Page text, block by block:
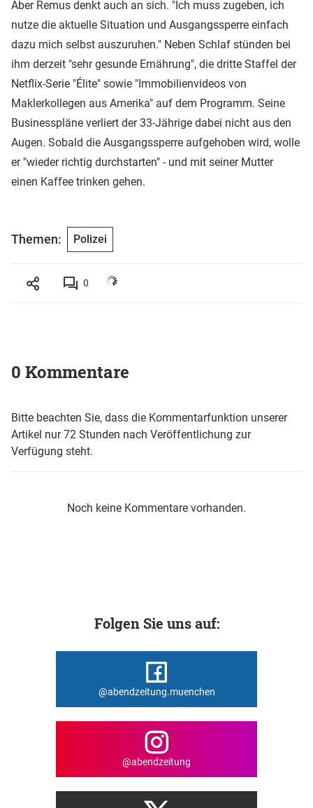
Aber Remus denkt auch an sich. "Ich muss zugeben, ich
nutze die aktuelle Situation und Ausgangssperre einfach
dazu mich selbst auszuruhen." Neben Schlaf stünden bei
ihm derzeit "sehr gesunde Ernährung", die dritte Staffel der
Netflix-Serie "Élite" sowie "Immobilienvideos von
Maklerkollegen aus Amerika" auf dem Programm. Seine
Businesspläne verliert der 33-Jährige dabei nicht aus den
Augen. Sobald die Ausgangssperre aufgehoben wird, wolle
er "wieder richtig durchstarten" - und mit seiner Mutter
einen Kaffee trinken gehen.
Themen: Polizei
0
0 Kommentare
Bitte beachten Sie, dass die Kommentarfunktion unserer
Artikel nur 72 Stunden nach Veröffentlichung zur
Verfügung steht.
Noch keine Kommentare vorhanden.
Folgen Sie uns auf:
@abendzeitung.muenchen
@abendzeitung